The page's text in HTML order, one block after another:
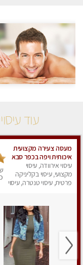
עוד
מעסה צעירה מקצועית
איכותית ויפה בכפר סבא
עיסוי אירוודה, עיסוי
מקצועי, עיסוי בקליניקה
פרטית, עיסוי טנטרה, עיסוי